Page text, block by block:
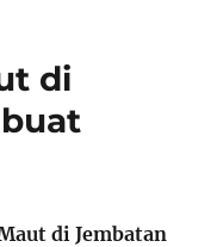
di
di Jembatan